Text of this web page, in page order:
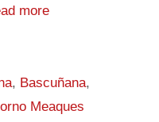
more
, Bascuñana,
Meaques